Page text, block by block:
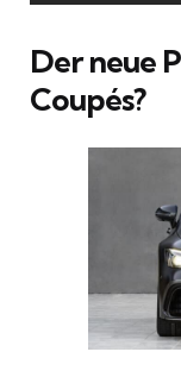
Der neue
Coupés?